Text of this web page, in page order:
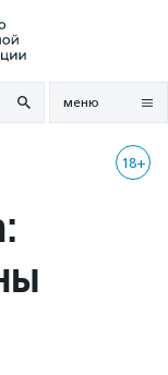
меню
18+